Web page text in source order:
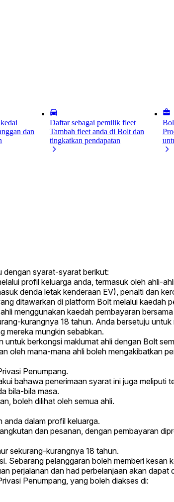
dan
Daftar sebagai pemilik fleet
Tambah fleet anda di Bolt dan
tingkatkan pendapatan
dengan syarat-syarat berikut:
profil keluarga anda, termasuk oleh ahli-
denda letak kenderaan EV), penalti dan
ditawarkan di platform Bolt melalui kaedah
menggunakan kaedah pembayaran
kurangnya 18 tahun. Anda bersetuju
mereka mungkin sebabkan.
berkongsi maklumat ahli dengan Bolt
oleh mana-mana ahli boleh mengakibatkan
Penumpang.
bahawa penerimaan syarat ini juga meliputi
bila-bila masa.
boleh dilihat oleh semua ahli.
anda dalam profil keluarga.
dan pesanan, dengan pembayaran
sekurang-kurangnya 18 tahun.
pelanggaran boleh memberi kesan
perjalanan dan had perbelanjaan akan dapat
Penumpang, yang boleh diakses di: